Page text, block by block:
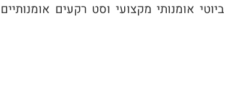
אומנותי מקצועי וסט רקעים אומנותיים